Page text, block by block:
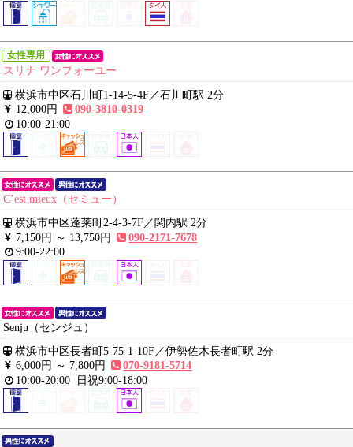
女性専用
スリナ ワンフォーユー
横浜市中区石川町1-14-5-4F／石川町駅 2分
12,000円
090-3810-0319
10:00-21:00
C’est mieux（セミュー）
横浜市中区蓬莱町2-4-3-7F／関内駅 2分
7,150円 ～ 13,750円
090-2171-7678
9:00-22:00
Senju（センジュ）
横浜市中区長者町5-75-1-10F／伊勢佐木長者町駅 2分
6,000円 ～ 7,800円
070-9181-5714
10:00-20:00
日祝9:00-18:00